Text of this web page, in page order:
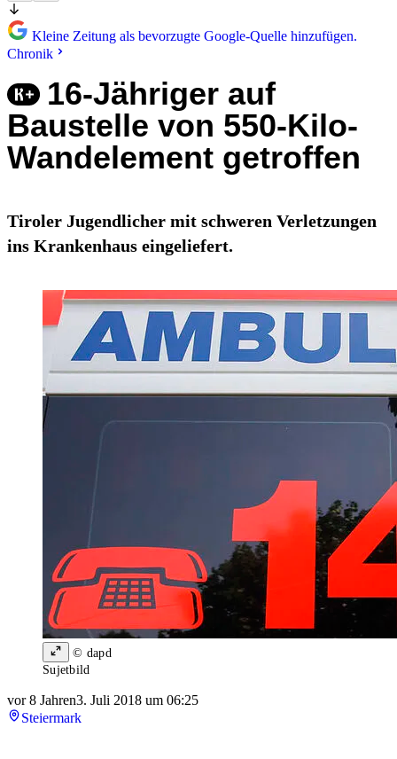
Kleine Zeitung als bevorzugte Google-Quelle hinzufügen.
Chronik
16-Jähriger auf
Baustelle von 550-Kilo-
Wandelement getroffen
Tiroler Jugendlicher mit schweren Verletzungen
ins Krankenhaus eingeliefert.
© dapd
Sujetbild
vor 8 Jahren3. Juli 2018 um 06:25
Steiermark